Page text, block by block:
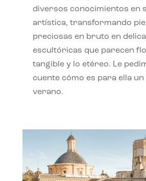
diversos conocimientos en
artística, transformando
preciosas en bruto en
escultóricas que parecen
tangible y lo etéreo. Le
cuente cómo es para ella un
verano.